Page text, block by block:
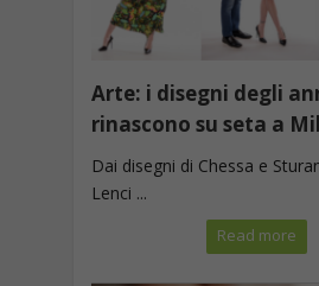
Arte: i disegni degli
rinascono su seta a
Dai disegni di Chessa e
Lenci ...
Read more